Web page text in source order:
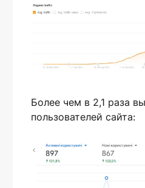
Более чем в 2,1 раза
пользователей сайта: